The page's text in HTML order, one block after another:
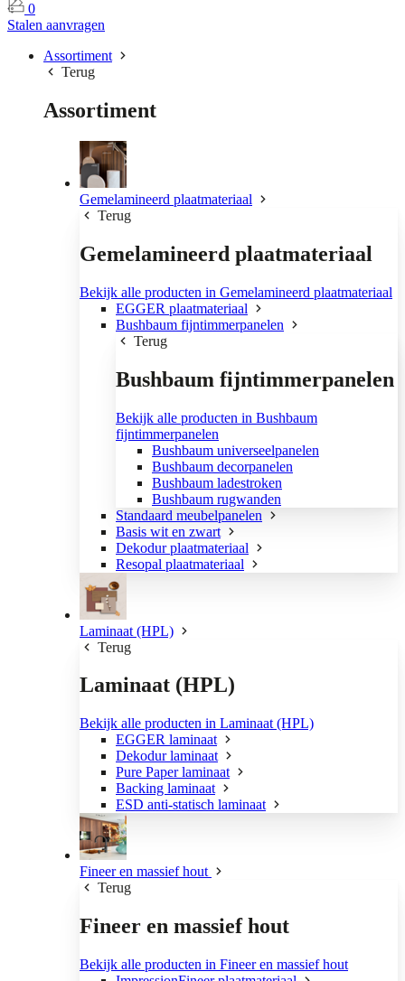
0
Stalen aanvragen
Assortiment
Terug
Assortiment
Gemelamineerd plaatmateriaal
Terug
Gemelamineerd plaatmateriaal
Bekijk alle producten in Gemelamineerd plaatmateriaal
EGGER plaatmateriaal
Bushbaum fijntimmerpanelen
Terug
Bushbaum fijntimmerpanelen
Bekijk alle producten in Bushbaum
fijntimmerpanelen
Bushbaum universeelpanelen
Bushbaum decorpanelen
Bushbaum ladestroken
Bushbaum rugwanden
Standaard meubelpanelen
Basis wit en zwart
Dekodur plaatmateriaal
Resopal plaatmateriaal
Laminaat (HPL)
Terug
Laminaat (HPL)
Bekijk alle producten in Laminaat (HPL)
EGGER laminaat
Dekodur laminaat
Pure Paper laminaat
Backing laminaat
ESD anti-statisch laminaat
Fineer en massief hout
Terug
Fineer en massief hout
Bekijk alle producten in Fineer en massief hout